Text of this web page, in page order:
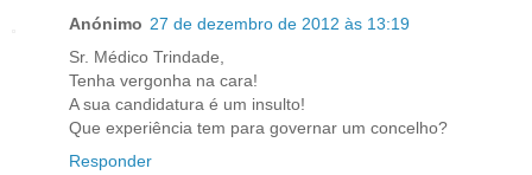
Anónimo 27 de dezembro de 2012 às 13:19
Sr. Médico Trindade,
Tenha vergonha na cara!
A sua candidatura é um insulto!
Que experiência tem para governar um concelho?
Responder